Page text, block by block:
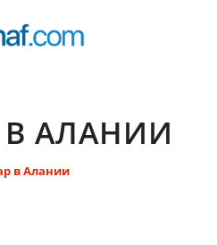
В АЛАНИИ
в Алании